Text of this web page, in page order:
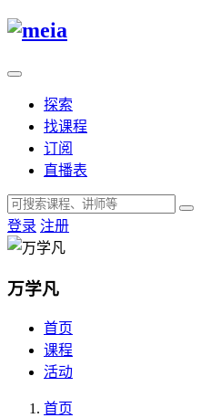
探索
找课程
订阅
直播表
登录 注册
万学凡
首页
课程
活动
首页